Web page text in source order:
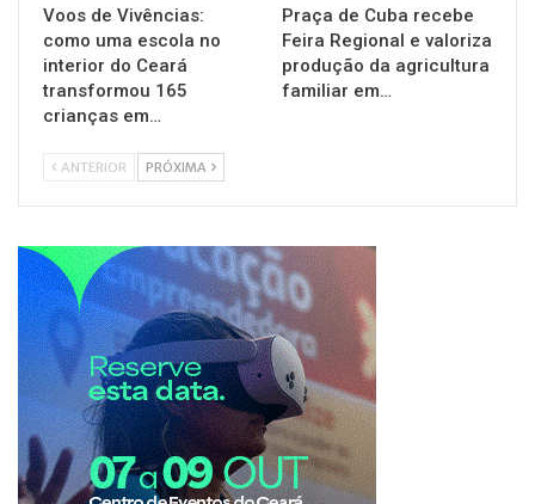
Voos de Vivências:
como uma escola no
interior do Ceará
transformou 165
crianças em…
Praça de Cuba recebe
Feira Regional e valoriza
produção da agricultura
familiar em…
ANTERIOR PRÓXIMA